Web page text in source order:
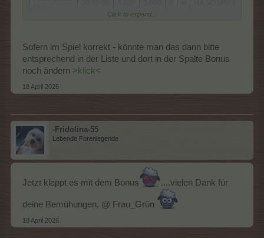
Click to expand...
Sofern im Spiel korrekt - könnte man das dann bitte
entsprechend in der Liste und dort in der Spalte Bonus
noch ändern >klick<
18 April 2026
-Fridolina-55
Lebende Forenlegende
Jetzt klappt es mit dem Bonus ....vielen Dank für
deine Bemühungen, @ Frau_Grün
18 April 2026